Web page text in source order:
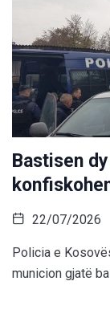
Bastisen
22/07/2026
Policia e
municion gjatë